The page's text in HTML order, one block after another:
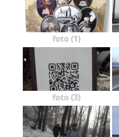
foto (1)
foto (3)